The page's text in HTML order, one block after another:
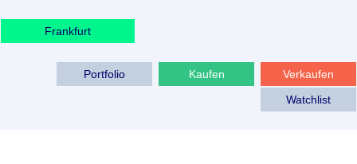
Frankfurt
Verkaufen
Kaufen
Portfolio
Watchlist